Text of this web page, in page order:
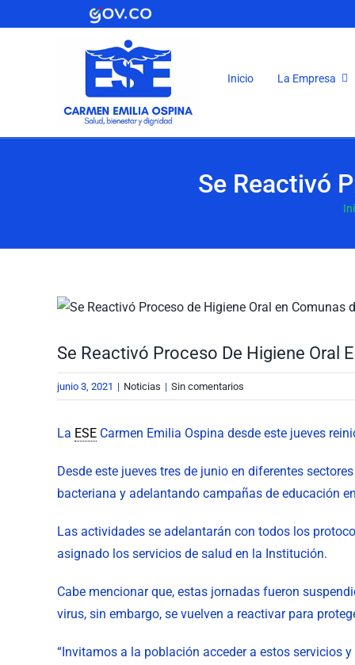
al
Inicio La Empresa
Se Reactivó
Ver
más
grande
Se Reactivó Proceso De Higiene Oral
junio 3, 2021 | Noticias | Sin comentarios
La ESE Carmen Emilia Ospina desde este jueves
Desde este jueves tres de junio en diferentes
bacteriana y adelantando campañas de educación
Las actividades se adelantarán con todos los
asignado los servicios de salud en la Institución.
Cabe mencionar que, estas jornadas fueron
virus, sin embargo, se vuelven a reactivar para
“Invitamos a la población acceder a estos servicios